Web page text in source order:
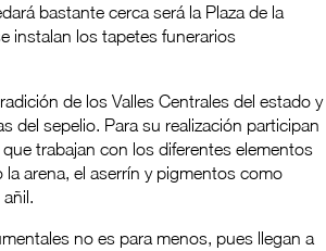
bastante cerca será la Plaza de la
instalan los tapetes funerarios
de los Valles Centrales del estado y
del sepelio. Para su realización participan
trabajan con los diferentes elementos
la arena, el aserrín y pigmentos como
no es para menos, pues llegan a